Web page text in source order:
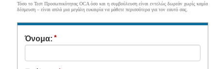
Τόσο το Τεστ Προσωπικότητας OCA όσο και η συμβούλευση είναι εντελώς δωρεάν χωρίς καμία
δέσμευση – είναι απλά μια μεγάλη ευκαιρία να μάθετε περισσότερα για τον εαυτό σας.
Όνομα: